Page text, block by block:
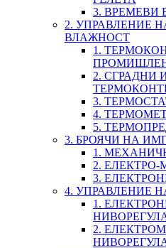
3. ВРЕМЕВИ
2. УПРАВЛЕНИЕ
ВЛАЖНОСТ
1.
2. СГРАДНИ
3.
4.
5.
3. БРОЯЧИ НА
1.
2.
3.
4. УПРАВЛЕНИЕ
1.
2.